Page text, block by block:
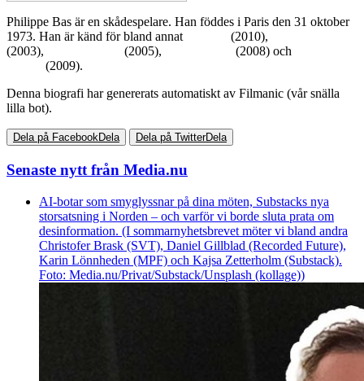
Philippe Bas är en skådespelare. Han föddes i Paris den 31 oktober
1973. Han är känd för bland annat
(2010),
(2003),
(2005), (2008) och
(2009).
Denna biografi har genererats automatiskt av Filmanic (vår snälla
lilla bot).
Dela på FacebookDela Dela på TwitterDela
Senaste nytt från Media.nu
AI-botar som smyglyssnar på dina möten, Substacks nya
storsatsning i Norden – och varför vi borde sluta prata om
desinformation. (I sommarnyhetsbrevet möter vi bland andra
Christofer Brask (SVT), Daniel Gillblad (Recorded Future),
Karin Lönnheden (MPF) och Kajsa Zetterholm (Substack).
Foto: Media.nu/Privat/Substack/Unsplash (kollage))